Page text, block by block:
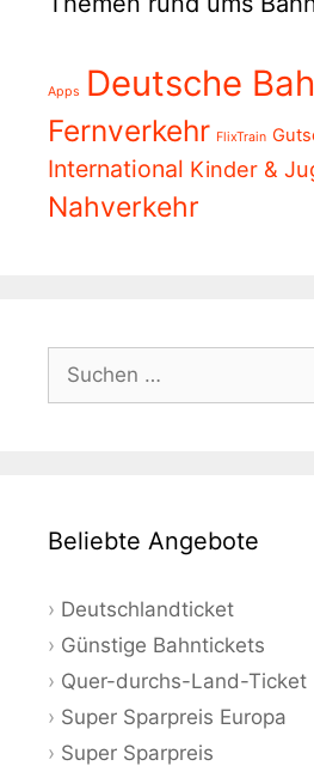
Apps Deutsche
Fernverkehr FlixTrain
International Kinder &
Nahverkehr
nach:
Beliebte Angebote
Deutschlandticket
Günstige Bahntickets
Quer-durchs-Land-Ticket
Super Sparpreis Europa
Super Sparpreis